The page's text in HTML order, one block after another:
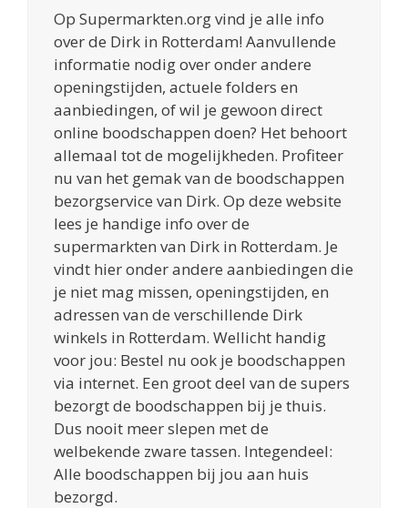
Op Supermarkten.org vind je alle info
over de Dirk in Rotterdam! Aanvullende
informatie nodig over onder andere
openingstijden, actuele folders en
aanbiedingen, of wil je gewoon direct
online boodschappen doen? Het behoort
allemaal tot de mogelijkheden. Profiteer
nu van het gemak van de boodschappen
bezorgservice van Dirk. Op deze website
lees je handige info over de
supermarkten van Dirk in Rotterdam. Je
vindt hier onder andere aanbiedingen die
je niet mag missen, openingstijden, en
adressen van de verschillende Dirk
winkels in Rotterdam. Wellicht handig
voor jou: Bestel nu ook je boodschappen
via internet. Een groot deel van de supers
bezorgt de boodschappen bij je thuis.
Dus nooit meer slepen met de
welbekende zware tassen. Integendeel:
Alle boodschappen bij jou aan huis
bezorgd.